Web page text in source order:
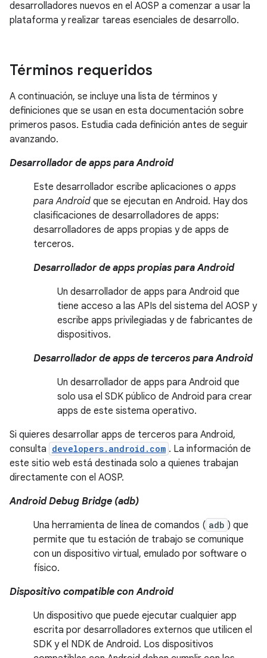
desarrolladores nuevos en el AOSP a comenzar a usar la
plataforma y realizar tareas esenciales de desarrollo.
Términos requeridos
A continuación, se incluye una lista de términos y
definiciones que se usan en esta documentación sobre
primeros pasos. Estudia cada definición antes de seguir
avanzando.
Desarrollador de apps para Android
Este desarrollador escribe aplicaciones o apps
para Android que se ejecutan en Android. Hay dos
clasificaciones de desarrolladores de apps:
desarrolladores de apps propias y de apps de
terceros.
Desarrollador de apps propias para Android
Un desarrollador de apps para Android que
tiene acceso a las APIs del sistema del AOSP y
escribe apps privilegiadas y de fabricantes de
dispositivos.
Desarrollador de apps de terceros para Android
Un desarrollador de apps para Android que
solo usa el SDK público de Android para crear
apps de este sistema operativo.
Si quieres desarrollar apps de terceros para Android,
consulta developers.android.com . La información de
este sitio web está destinada solo a quienes trabajan
directamente con el AOSP.
Android Debug Bridge (adb)
Una herramienta de línea de comandos ( adb ) que
permite que tu estación de trabajo se comunique
con un dispositivo virtual, emulado por software o
físico.
Dispositivo compatible con Android
Un dispositivo que puede ejecutar cualquier app
escrita por desarrolladores externos que utilicen el
SDK y el NDK de Android. Los dispositivos